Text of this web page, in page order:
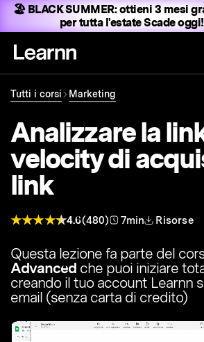
🏖️ BLACK SUMMER:ottieni 3 mesi
per tutta l'estateScade oggi!
Tutti i corsi Marketing
Analizzare la
velocity di
link
4.6(480) 7min Risorse
Questa lezione fa parte del
Advanced che puoi iniziare
creando il tuo account Learnn
email (senza carta di credito)